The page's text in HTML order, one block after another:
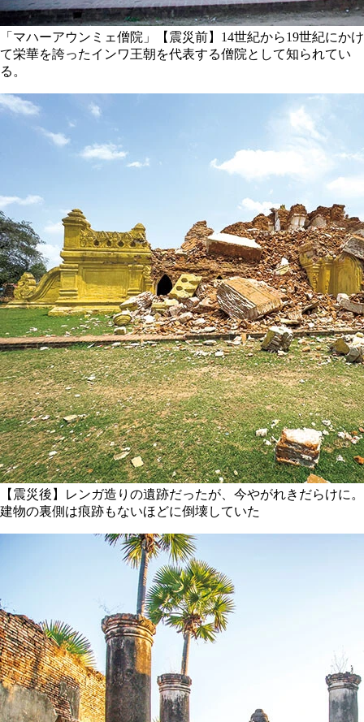
「マハーアウンミェ僧院」【震災前】14世紀から19世紀にかけ
て栄華を誇ったインワ王朝を代表する僧院として知られてい
る。
【震災後】レンガ造りの遺跡だったが、今やがれきだらけに。
建物の裏側は痕跡もないほどに倒壊していた